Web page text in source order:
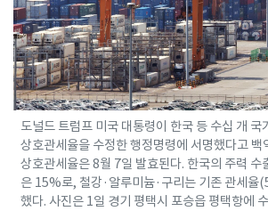
도널드 트럼프 미국 대통령이 한국 등 수십 개 국
상호관세율을 수정한 행정명령에 서명했다고 백
상호관세율은 8월 7일 발효된다. 한국의 주력 수
은 15%로, 철강·알루미늄·구리는 기존 관세율
했다. 사진은 1일 경기 평택시 포승읍 평택항에